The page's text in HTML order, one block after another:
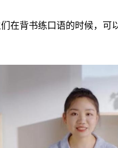
在背书练口语的时候，可